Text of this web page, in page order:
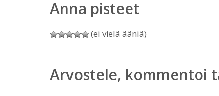
Anna pisteet
(ei vielä ääniä)
Arvostele, kommentoi